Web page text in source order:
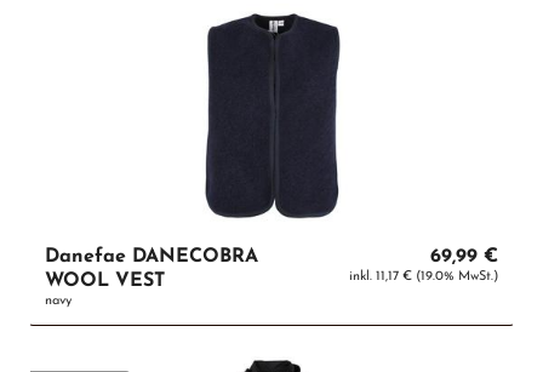
Danefae DANECOBRA
WOOL VEST
navy
69,99 €
inkl. 11,17 € (19.0% MwSt.)